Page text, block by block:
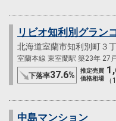
リビオ知利別グラン
北海道室蘭市知利別町３
室蘭本線 東室蘭駅 築23年 27
下落率37.6%
推定売買
価格相場
中島マンション